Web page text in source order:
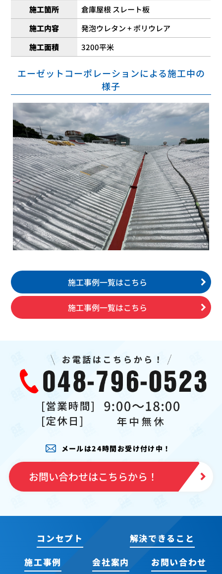
施工箇所
倉庫屋根 スレート板
施工内容
発泡ウレタン + ポリウレア
施工面積
3200平米
エーゼットコーポレーションによる施工中の
様子
施工事例一覧はこちら
施工事例一覧はこちら
メールは24時間お受け付け中！
お問い合わせはこちらから！
コンセプト
解決できること
施工事例
会社案内 お問い合わせ